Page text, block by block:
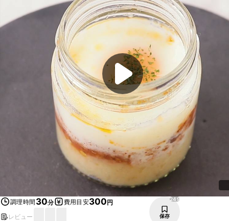
調理時間 30分 費用目安300円
レビュー
249
保存